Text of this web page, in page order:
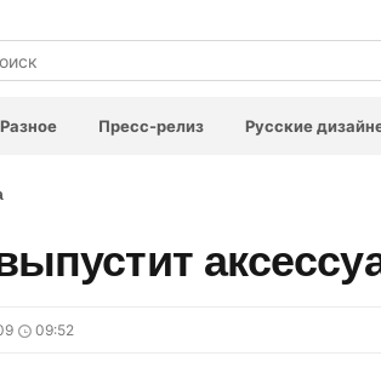
Разное Пресс-релиз Русские
09:52